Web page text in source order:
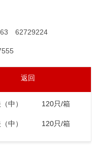
62729224
返回
中） 120只/箱
中） 120只/箱